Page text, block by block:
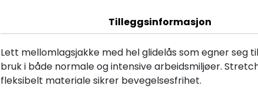
Tilleggsinformasjon
Lett mellomlagsjakke med hel glidelås som egner seg
bruk i både normale og intensive arbeidsmiljøer.
fleksibelt materiale sikrer bevegelsesfrihet.